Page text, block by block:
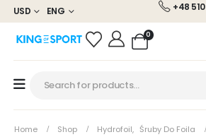
USD ENG +48
0
Home Shop Hydrofoil, Śruby Do Foila